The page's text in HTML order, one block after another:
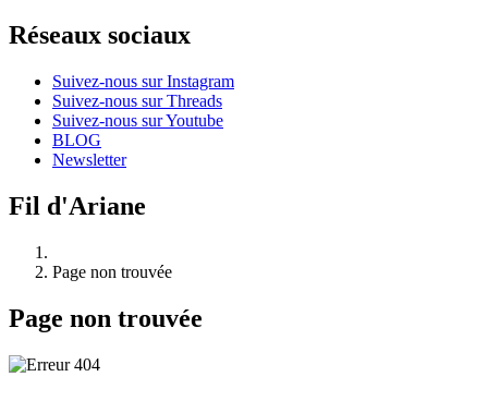
Réseaux sociaux
Suivez-nous sur Instagram
Suivez-nous sur Threads
Suivez-nous sur Youtube
BLOG
Newsletter
Fil d'Ariane
Page non trouvée
Page non trouvée